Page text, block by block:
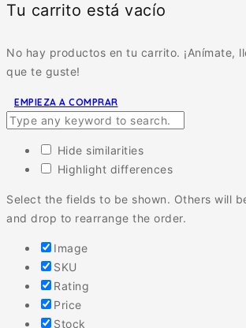
Tu carrito está vacío
No hay productos en tu carrito. ¡Anímate,
que te guste!
EMPIEZA A COMPRAR
Hide similarities
Highlight differences
Select the fields to be shown. Others will
and drop to rearrange the order.
Image
SKU
Rating
Price
Stock